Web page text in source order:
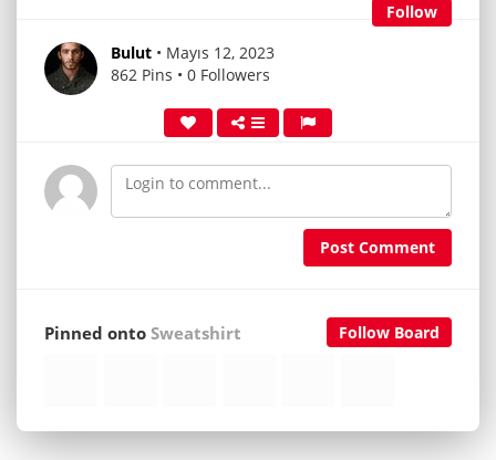
Follow
Bulut • Mayıs 12, 2023
862 Pins • 0 Followers
Post Comment
Follow Board
Pinned ontoSweatshirt